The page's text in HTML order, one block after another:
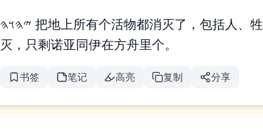
𐤉𐤄𐤅𐤄 把地上所有个活物都消灭了，包括人、牲畜、爬行个物事和天上个飞鸟，伊拉都从地上被消
灭，只剩诺亚同伊在方舟里个。
书签 笔记 高亮 复制 分享